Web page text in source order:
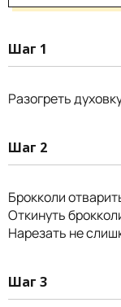
Шаг 1
Разогреть
Шаг 2
Брокколи
Откинуть
Нарезать не
Шаг 3